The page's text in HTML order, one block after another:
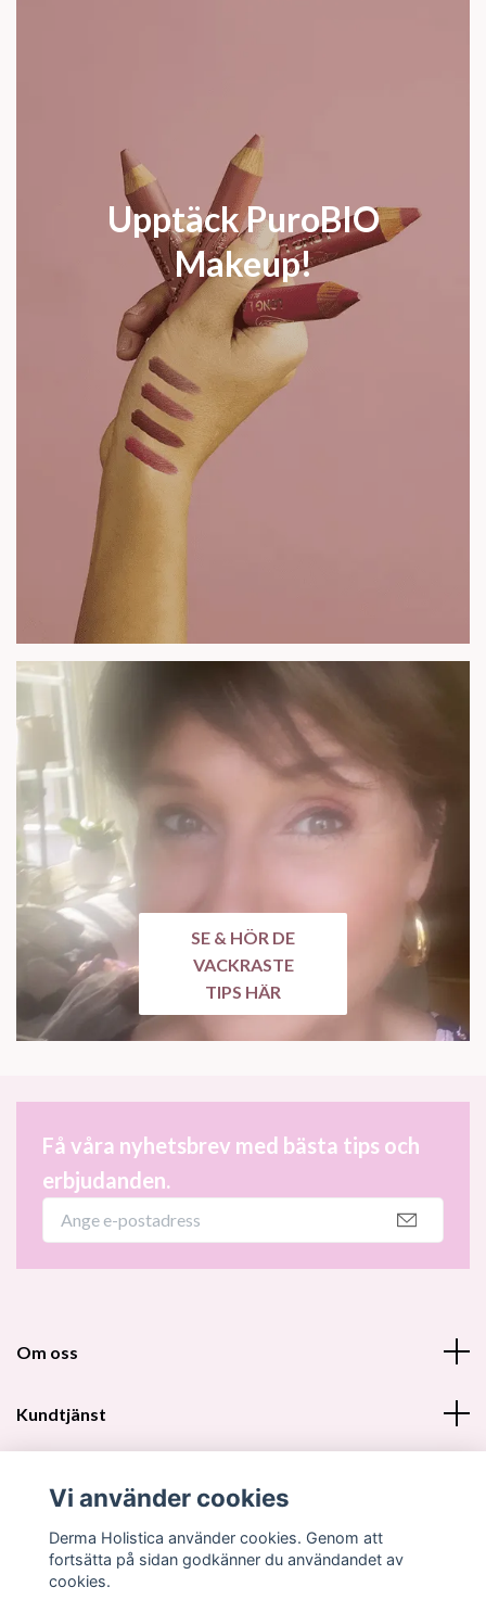
Upptäck PuroBIO
Makeup!
SE & HÖR DE
VACKRASTE
TIPS HÄR
Få våra nyhetsbrev med bästa tips och
erbjudanden.
Om oss
Kundtjänst
Sociala medier
Vi använder cookies
Derma Holistica använder cookies. Genom att
fortsätta på sidan godkänner du användandet av
cookies.